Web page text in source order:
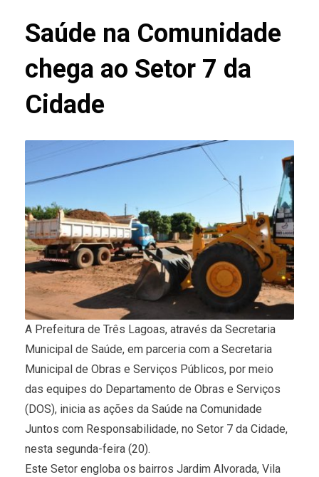
Saúde na Comunidade
chega ao Setor 7 da
Cidade
A Prefeitura de Três Lagoas, através da Secretaria
Municipal de Saúde, em parceria com a Secretaria
Municipal de Obras e Serviços Públicos, por meio
das equipes do Departamento de Obras e Serviços
(DOS), inicia as ações da Saúde na Comunidade 
Juntos com Responsabilidade, no Setor 7 da Cidade,
nesta segunda-feira (20).
Este Setor engloba os bairros Jardim Alvorada, Vila